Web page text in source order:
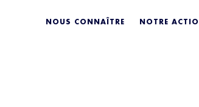
NOUS CONNAÎTRE NOTRE
ELECTIONS